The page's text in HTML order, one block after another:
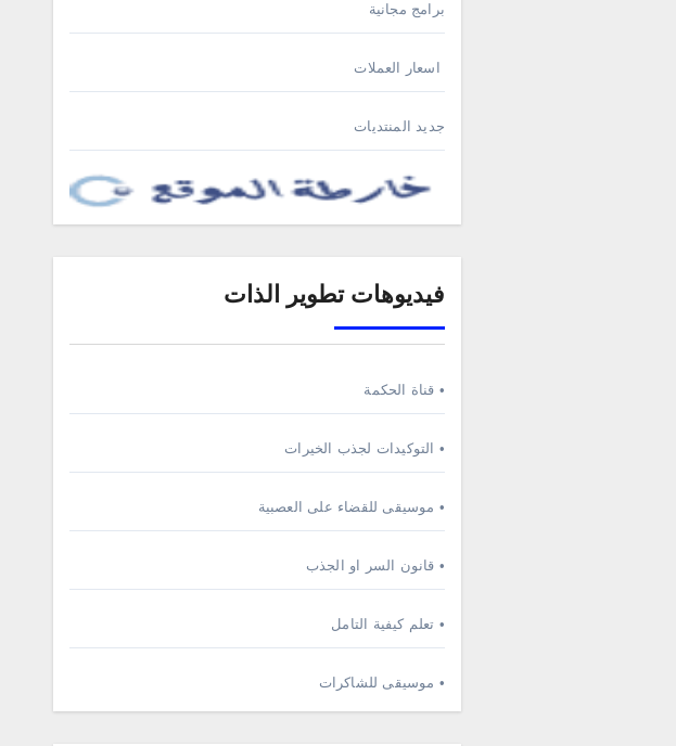
برامج مجانية
اسعار العملات
جديد المنتديات
فيديوهات تطوير الذات
• قناة الحكمة
• التوكيدات لجذب الخيرات
• موسيقى للقضاء على العصبية
• قانون السر او الجذب
• تعلم كيفية التامل
• موسيقى للشاكرات